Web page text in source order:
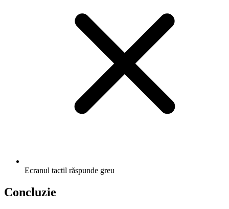
Ecranul tactil răspunde greu
Concluzie